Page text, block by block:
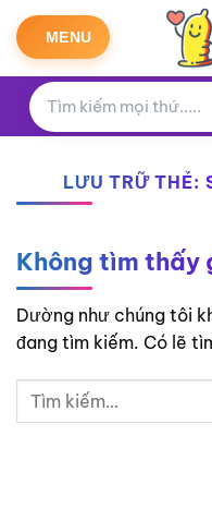
qua
dung
MENU
LƯU TRỮ THẺ:
Không tìm thấy
Dường như chúng tôi
đang tìm kiếm. Có lẽ